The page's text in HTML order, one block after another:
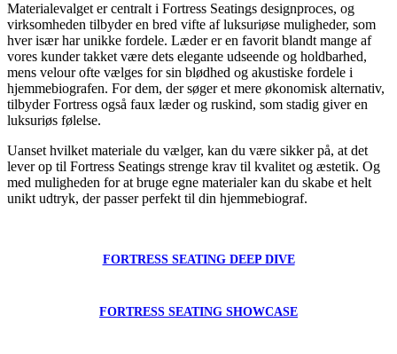
Materialevalget er centralt i Fortress Seatings designproces, og
virksomheden tilbyder en bred vifte af luksuriøse muligheder, som
hver især har unikke fordele. Læder er en favorit blandt mange af
vores kunder takket være dets elegante udseende og holdbarhed,
mens velour ofte vælges for sin blødhed og akustiske fordele i
hjemmebiografen. For dem, der søger et mere økonomisk alternativ,
tilbyder Fortress også faux læder og ruskind, som stadig giver en
luksuriøs følelse.
Uanset hvilket materiale du vælger, kan du være sikker på, at det
lever op til Fortress Seatings strenge krav til kvalitet og æstetik. Og
med muligheden for at bruge egne materialer kan du skabe et helt
unikt udtryk, der passer perfekt til din hjemmebiograf.
FORTRESS SEATING DEEP DIVE
FORTRESS SEATING SHOWCASE